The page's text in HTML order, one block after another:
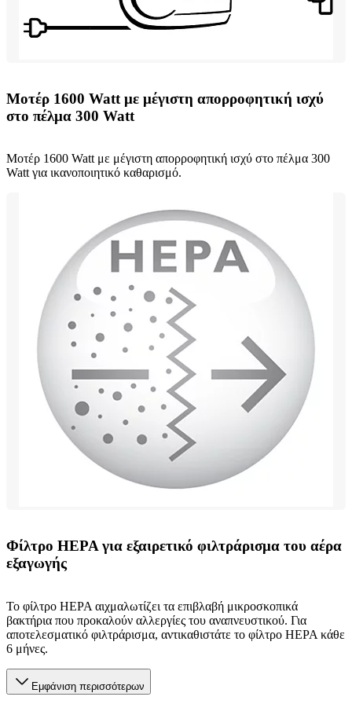
Μοτέρ 1600 Watt με μέγιστη απορροφητική ισχύ
στο πέλμα 300 Watt
Μοτέρ 1600 Watt με μέγιστη απορροφητική ισχύ στο πέλμα 300
Watt για ικανοποιητικό καθαρισμό.
Φίλτρο HEPA για εξαιρετικό φιλτράρισμα του αέρα
εξαγωγής
Το φίλτρο HEPA αιχμαλωτίζει τα επιβλαβή μικροσκοπικά
βακτήρια που προκαλούν αλλεργίες του αναπνευστικού. Για
αποτελεσματικό φιλτράρισμα, αντικαθιστάτε το φίλτρο HEPA κάθε
6 μήνες.
Εμφάνιση περισσότερων